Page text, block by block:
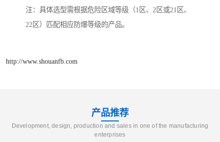
注：具体选型需根据危险区域等级（1区、2区或21区、
22区）匹配相应防爆等级的产品。
http://www.shouanfb.com
产品推荐
Development, design, production and sales in one of the manufacturing
enterprises